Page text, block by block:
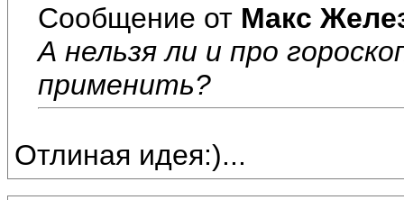
Сообщение от Макс
А нельзя ли и про
применить?
Отлиная идея:)...